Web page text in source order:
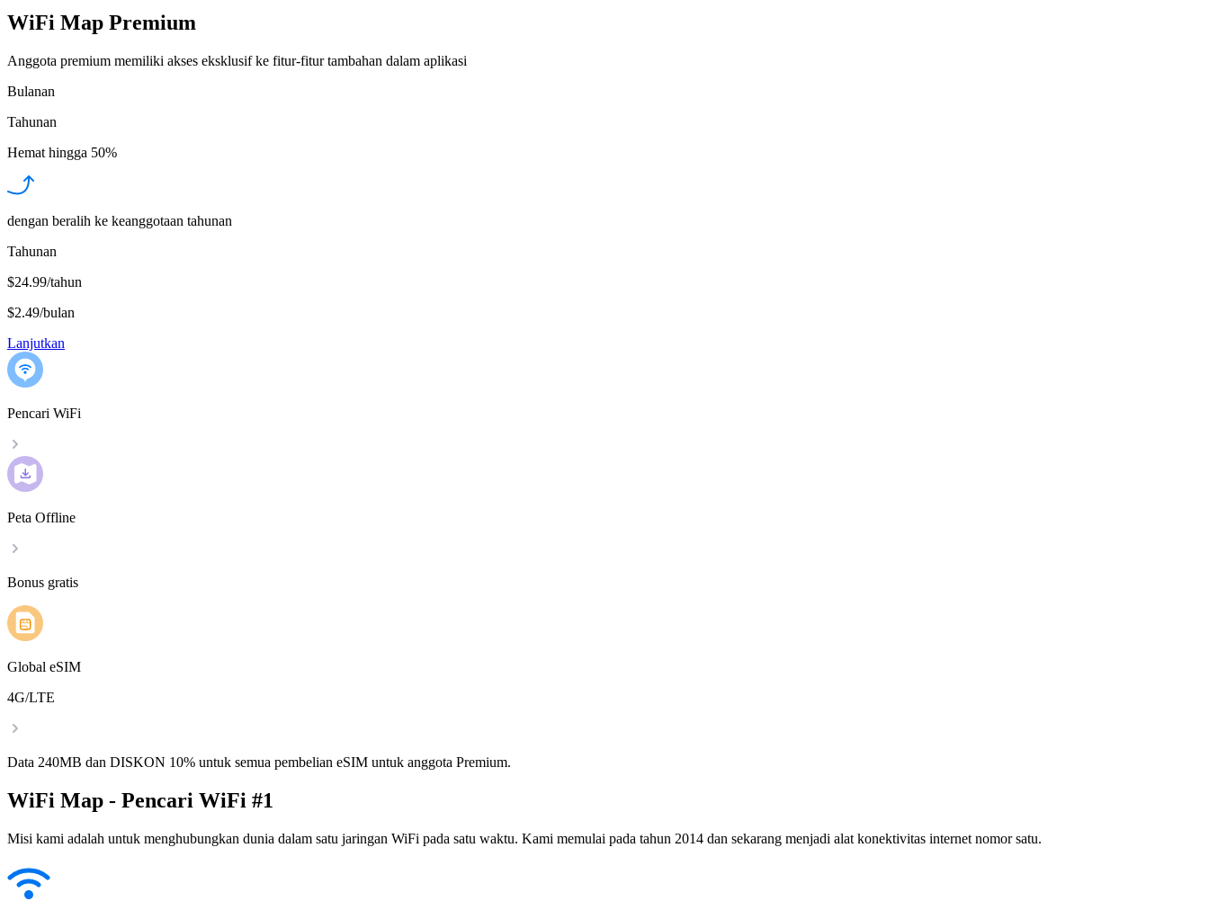
WiFi Map Premium
Anggota premium memiliki akses eksklusif ke fitur-fitur tambahan dalam aplikasi
Bulanan
Tahunan
Hemat hingga 50%
dengan beralih ke keanggotaan tahunan
Tahunan
$24.99/tahun
$2.49/bulan
Lanjutkan
Pencari WiFi
Peta Offline
Bonus gratis
Global eSIM
4G/LTE
Data 240MB dan DISKON 10% untuk semua pembelian eSIM untuk anggota Premium.
WiFi Map - Pencari WiFi #1
Misi kami adalah untuk menghubungkan dunia dalam satu jaringan WiFi pada satu waktu. Kami memulai pada tahun 2014 dan sekarang menjadi alat konektivitas internet nomor satu.